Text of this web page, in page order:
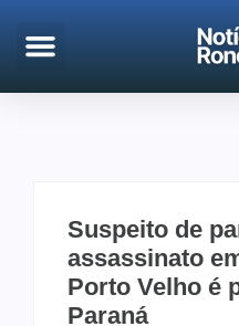
Suspeito de
assassinato
Porto Velho é
Paraná